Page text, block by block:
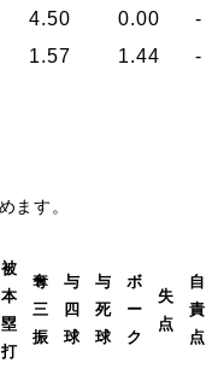
4.50 0.00
-
1.57 1.44 -
ます。
被
本
塁
打
奪
三
振
与
四
球
与
死
球
ボ
ー
ク
失
点
自
責
点